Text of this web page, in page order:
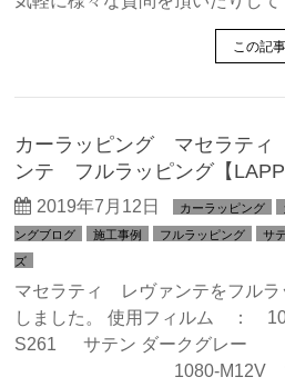
この記
カーラッピング マセラテ
ンテ フルラッピング【
2019年7月12日 カーラッピング
ングブログ
施工事例 フルラッピング
サ
ズ
マセラティ レヴァンテをフルラ
しました。 使用フィルム ：
S261 サテン ダークグレー
1080-M12V マ